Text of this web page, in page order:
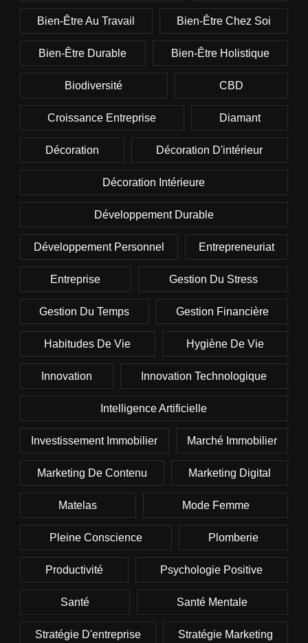
Bien-Être Au Travail Bien-Être Chez Soi
Bien-Être Durable Bien-Être Holistique
Biodiversité CBD
Croissance Entreprise Diamant
Décoration Décoration D'intérieur
Décoration Intérieure
Développement Durable
Développement Personnel Entrepreneuriat
Entreprise Gestion Du Stress
Gestion Du Temps Gestion Financière
Habitudes De Vie Hygiène De Vie
Innovation Innovation Technologique
Intelligence Artificielle
Investissement Immobilier Marché Immobilier
Marketing De Contenu Marketing Digital
Matelas Mode Femme
Pleine Conscience Plomberie
Productivité Psychologie Positive
Santé Santé Mentale
Stratégie D'entreprise Stratégie Marketing